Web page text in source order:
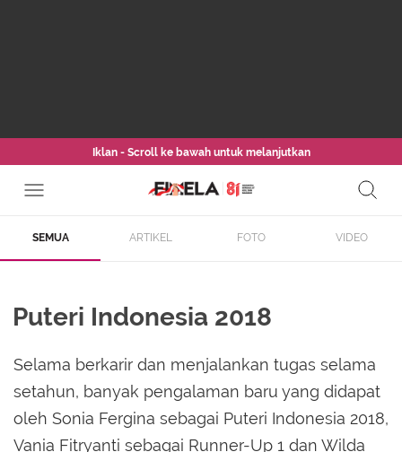
Iklan - Scroll ke bawah untuk melanjutkan
SEMUA ARTIKEL FOTO VIDEO
Puteri Indonesia 2018
Selama berkarir dan menjalankan tugas selama
setahun, banyak pengalaman baru yang didapat
oleh Sonia Fergina sebagai Puteri Indonesia 2018,
Vania Fitryanti sebagai Runner-Up 1 dan Wilda